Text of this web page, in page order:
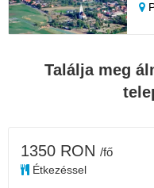
Találja meg
1350 RON /fő
Étkezéssel